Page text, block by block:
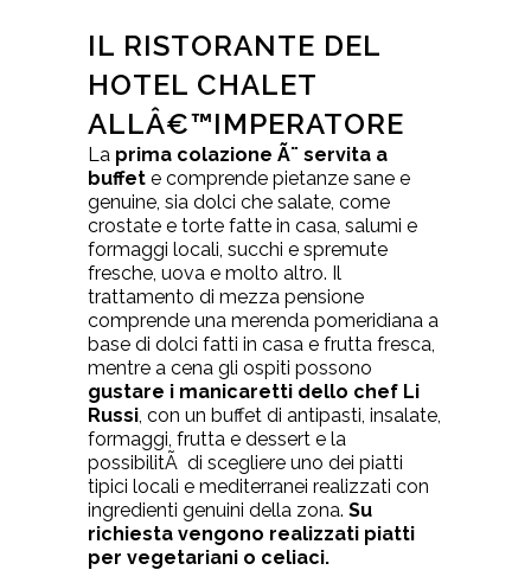
IL RISTORANTE DEL
HOTEL CHALET
ALLÂ€™IMPERATORE
La prima colazione Ã¨ servita a
buffet e comprende pietanze sane e
genuine, sia dolci che salate, come
crostate e torte fatte in casa, salumi e
formaggi locali, succhi e spremute
fresche, uova e molto altro. Il
trattamento di mezza pensione
comprende una merenda pomeridiana a
base di dolci fatti in casa e frutta fresca,
mentre a cena gli ospiti possono
gustare i manicaretti dello chef Li
Russi, con un buffet di antipasti, insalate,
formaggi, frutta e dessert e la
possibilitÃ di scegliere uno dei piatti
tipici locali e mediterranei realizzati con
ingredienti genuini della zona. Su
richiesta vengono realizzati piatti
per vegetariani o celiaci.